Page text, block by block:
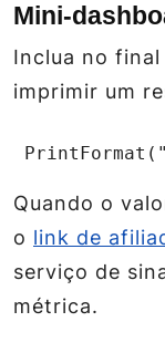
Inclua no
imprimir um
Quando o
o link de
serviço de
métrica.